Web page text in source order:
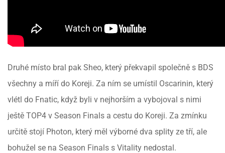
Druhé místo bral pak Sheo, který překvapil společně s BDS
všechny a míří do Koreji. Za ním se umístil Oscarinin, který
vlétl do Fnatic, když byli v nejhorším a vybojoval s nimi
ještě TOP4 v Season Finals a cestu do Koreji. Za zmínku
určitě stojí Photon, který měl výborné dva splity ze tří, ale
bohužel se na Season Finals s Vitality nedostal.